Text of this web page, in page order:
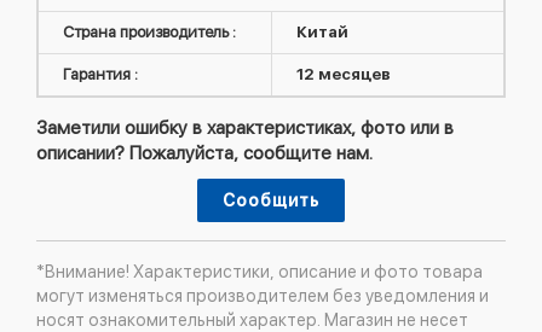
Страна производитель : Китай
Гарантия : 12 месяцев
Заметили ошибку в характеристиках, фото или в
описании? Пожалуйста, сообщите нам.
Сообщить
*Внимание! Характеристики, описание и фото товара
могут изменяться производителем без уведомления и
носят ознакомительный характер. Магазин не несет